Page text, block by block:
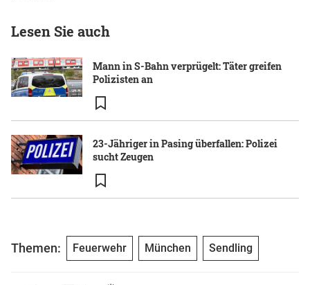
Lesen Sie auch
Mann in S-Bahn verprügelt: Täter greifen
Polizisten an
23-Jähriger in Pasing überfallen: Polizei
sucht Zeugen
Themen: Feuerwehr München Sendling